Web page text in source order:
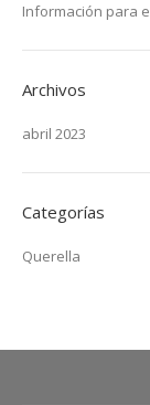
Información para
Archivos
abril 2023
Categorías
Querella